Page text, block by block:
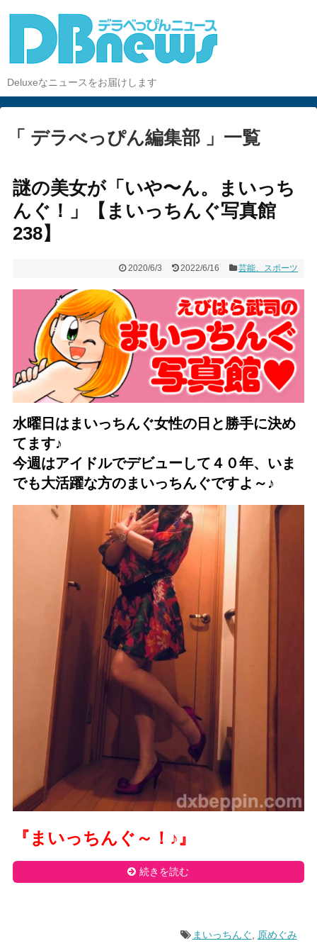
Deluxeなニュースをお届けします
「 デラべっぴん編集部 」一覧
謎の美女が「いや〜ん。まいっち
んぐ！」【まいっちんぐ写真館
238】
2020/6/3 2022/6/16 芸能、スポーツ
水曜日はまいっちんぐ女性の日と勝手に決め
てます♪
今週はアイドルでデビューして４０年、いま
でも大活躍な方のまいっちんぐですよ～♪
『まいっちんぐ～！ ♪』
続きを読む
まいっちんぐ 原めぐみ